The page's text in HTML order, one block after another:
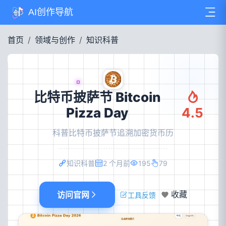
AI创作导航
首页 领域与创作 知识科普
比特币披萨节 Bitcoin
Pizza Day
4.5
科普比特币披萨节追溯加密货币历
知识科普 2 个月前 195 79
访问官网 工具反馈 收藏